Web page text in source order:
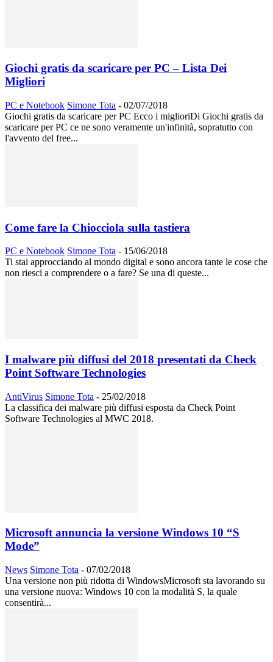
Giochi gratis da scaricare per PC – Lista Dei
Migliori
PC e Notebook Simone Tota - 02/07/2018
Giochi gratis da scaricare per PC Ecco i miglioriDi Giochi gratis da
scaricare per PC ce ne sono veramente un'infinità, sopratutto con
l'avvento del free...
Come fare la Chiocciola sulla tastiera
PC e Notebook Simone Tota - 15/06/2018
Ti stai approcciando al mondo digital e sono ancora tante le cose che
non riesci a comprendere o a fare? Se una di queste...
I malware più diffusi del 2018 presentati da Check
Point Software Technologies
AntiVirus Simone Tota - 25/02/2018
La classifica dei malware più diffusi esposta da Check Point
Software Technologies al MWC 2018.
Microsoft annuncia la versione Windows 10 “S
Mode”
News Simone Tota - 07/02/2018
Una versione non più ridotta di WindowsMicrosoft sta lavorando su
una versione nuova: Windows 10 con la modalità S, la quale
consentirà...